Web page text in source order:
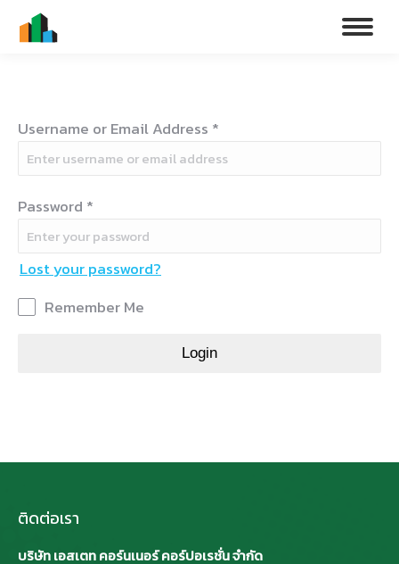
Username or Email Address *
Password *
Lost your password?
Remember Me
Login
ติดต่อเรา
บริษัท เอสเตท คอร์นเนอร์ คอร์ปอเรชั่น จำกัด